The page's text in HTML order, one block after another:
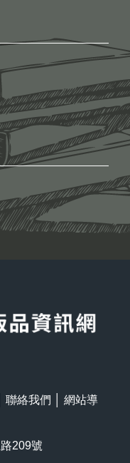
聯絡我們
網站導
209號